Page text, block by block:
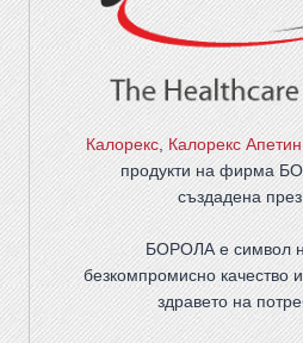
Калорекс,Калорекс Апетин
продукти на фирма
създадена през
БОРОЛА е символ
безкомпромисно качество
здравето на